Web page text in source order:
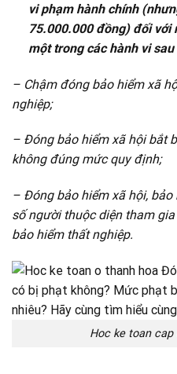
vi phạm hành chính
75.000.000 đồng) đối với
một trong các hành vi
– Chậm đóng bảo hiểm xã
nghiệp;
– Đóng bảo hiểm xã hội bắt
không đúng mức quy định;
– Đóng bảo hiểm xã hội,
số người thuộc diện tham
bảo hiểm thất nghiệp.
Hoc ke toan